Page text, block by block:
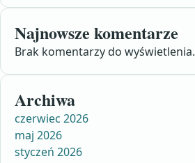
Najnowsze komentarze
Brak komentarzy do wyświetlenia.
Archiwa
czerwiec 2026
maj 2026
styczeń 2026